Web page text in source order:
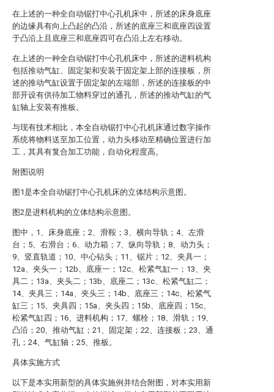
在上述的一种全自动锯打中心孔机床中，所述的床身底座
的边缘具有向上凸起的凸沿，所述的底座三和底座四设置
于凸沿上且底座三和底座四可在凸沿上左右移动。
在上述的一种全自动锯打中心孔机床中，所述的进料机构
包括推动气缸、固定架和安装于固定架上部的连接板，所
述的推动气缸设置于固定架的左端部，所述的连接板的中
部开设有供待加工物料穿过的通孔，所述的推动气缸的气
缸轴上安装有推板。
与现有技术相比，本全自动锯打中心孔机床通过数字操作
系统将物料送至加工位置，动力头移动至精确位置进行加
工，其具有复合加工功能，自动化程度高。
附图说明
图1是本全自动锯打中心孔机床的立体结构示意图。
图2是进料机构的立体结构示意图。
图中，1、床身底座；2、滑鞍；3、横向导轨；4、左滑
台；5、右滑台；6、动力箱；7、纵向导轨；8、动力头；
9、竖直轨道；10、中心钻头；11、锯片；12、夹具一；
12a、夹头一；12b、底座一；12c、松紧气缸一；13、夹
具二；13a、夹头二；13b、底座二；13c、松紧气缸二；
14、夹具三；14a、夹头三；14b、底座三；14c、松紧气
缸三；15、夹具四；15a、夹头四；15b、底座四；15c、
松紧气缸四；16、进料机构；17、螺栓；18、滑轨；19、
凸沿；20、推动气缸；21、固定架；22、连接板；23、通
孔；24、气缸轴；25、推板。
具体实施方式
以下是本实用新型的具体实施例并结合附图，对本实用新